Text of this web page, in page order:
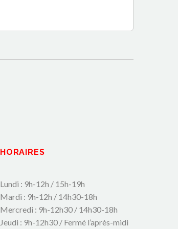
HORAIRES
Lundi : 9h-12h / 15h-19h
Mardi : 9h-12h / 14h30-18h
Mercredi : 9h-12h30 / 14h30-18h
Jeudi : 9h-12h30 / Fermé l’après-midi